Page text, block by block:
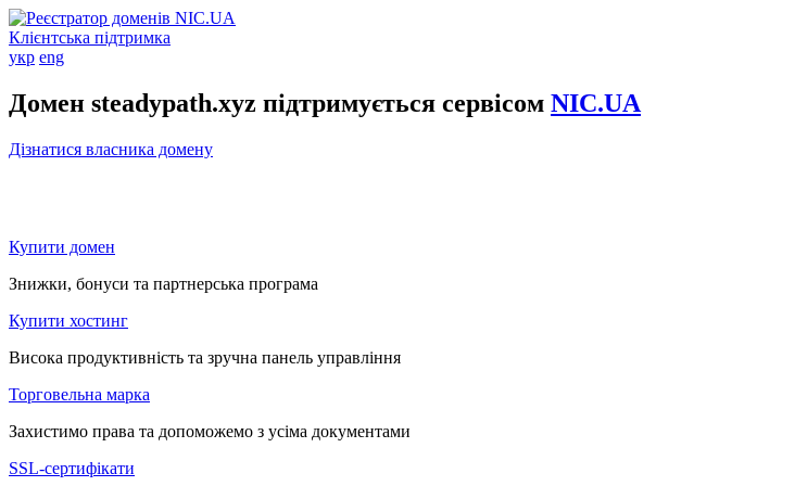
Клієнтська підтримка
укр eng
Домен steadypath.xyz підтримується сервісом NIC.UA
Дізнатися власника домену
Купити домен
Знижки, бонуси та партнерська програма
Купити хостинг
Висока продуктивність та зручна панель управління
Торговельна марка
Захистимо права та допоможемо з усіма документами
SSL-сертифікати